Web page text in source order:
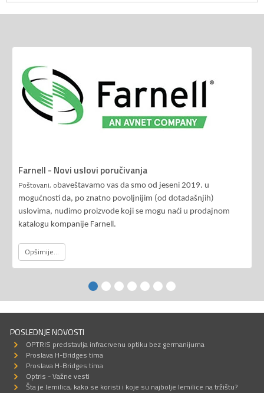
Farnell - Novi uslovi poručivanja
Poštovani, o baveštavamo vas da smo od jeseni 2019. u
mogućnosti da, po znatno povoljnijim (od dotadašnjih)
uslovima, nudimo proizvode koji se mogu naći u prodajnom
katalogu kompanije Farnell.
Opširnije...
POSLEDNJE NOVOSTI
OPTRIS predstavlja infracrvenu optiku bez germanijuma
Proslava H-Bridges tima
Proslava H-Bridges tima
Optris - Važne vesti
Šta je lemilica, kako se koristi i koje su najbolje lemilice na tržištu?